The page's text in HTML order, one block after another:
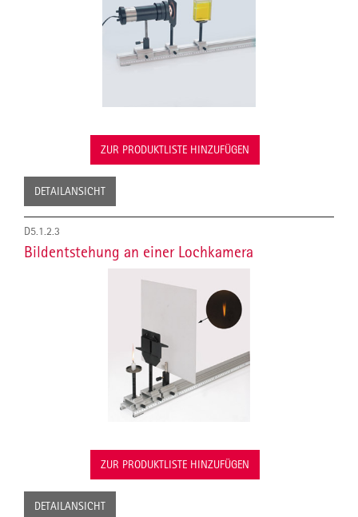
ZUR PRODUKTLISTE HINZUFÜGEN
DETAILANSICHT
D5.1.2.3
Bildentstehung an einer Lochkamera
ZUR PRODUKTLISTE HINZUFÜGEN
DETAILANSICHT